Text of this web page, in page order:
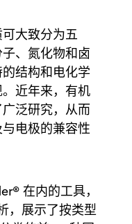
大致分为五
、氮化物和卤
结构和电化学
近年来，有机
泛研究，从而
电极的兼容性
在内的工具，
，展示了按类型